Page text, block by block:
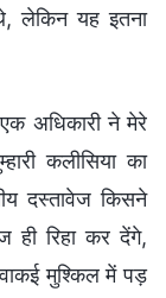
लेकिन यह इतना
अधिकारी ने मेरे
कलीसिया का
दस्तावेज किसने
ही रिहा कर देंगे,
मुश्किल में पड़